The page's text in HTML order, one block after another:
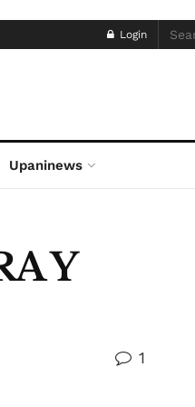
Login
Upaninews
Y
1